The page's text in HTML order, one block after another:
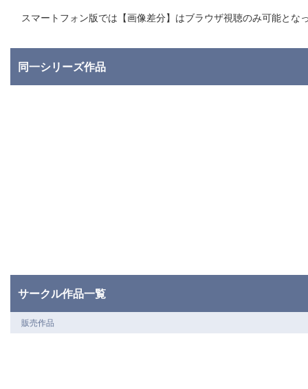
スマートフォン版では【画像差分】はブラウザ視聴のみ可能とな
同一シリーズ作品
サークル作品一覧
販売作品